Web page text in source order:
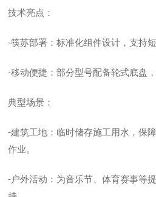
技术亮点：
-筷苏部署：标准化组件设计，支持
-移动便捷：部分型号配备轮式底盘
典型场景：
-建筑工地：临时储存施工用水，保
作业。
-户外活动：为音乐节、体育赛事等